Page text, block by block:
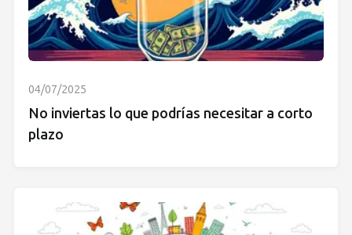
04/07/2025
No inviertas lo que podrías necesitar a corto
plazo